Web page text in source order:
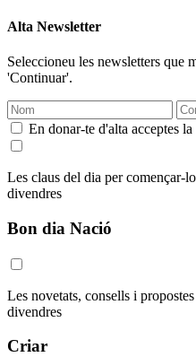
Alta Newsletter
Seleccioneu les newsletters que
'Continuar'.
En donar-te d'alta acceptes la
Les claus del dia per començar-
divendres
Bon dia Nació
Les novetats, consells i
divendres
Criar